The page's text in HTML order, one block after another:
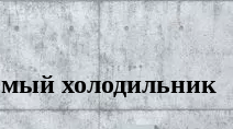
холодильник